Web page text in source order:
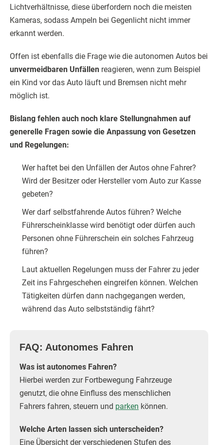
Lichtverhältnisse, diese überfordern noch die meisten
Kameras, sodass Ampeln bei Gegenlicht nicht immer
erkannt werden.
Offen ist ebenfalls die Frage wie die autonomen Autos bei
unvermeidbaren Unfällen reagieren, wenn zum Beispiel
ein Kind vor das Auto läuft und Bremsen nicht mehr
möglich ist.
Bislang fehlen auch noch klare Stellungnahmen auf
generelle Fragen sowie die Anpassung von Gesetzen
und Regelungen:
Wer haftet bei den Unfällen der Autos ohne Fahrer?
Wird der Besitzer oder Hersteller vom Auto zur Kasse
gebeten?
Wer darf selbstfahrende Autos führen? Welche
Führerscheinklasse wird benötigt oder dürfen auch
Personen ohne Führerschein ein solches Fahrzeug
führen?
Laut aktuellen Regelungen muss der Fahrer zu jeder
Zeit ins Fahrgeschehen eingreifen können. Welchen
Tätigkeiten dürfen dann nachgegangen werden,
während das Auto selbstständig fährt?
FAQ: Autonomes Fahren
Was ist autonomes Fahren?
Hierbei werden zur Fortbewegung Fahrzeuge
genutzt, die ohne Einfluss des menschlichen
Fahrers fahren, steuern und parken können.
Welche Arten lassen sich unterscheiden?
Eine Übersicht der verschiedenen Stufen des